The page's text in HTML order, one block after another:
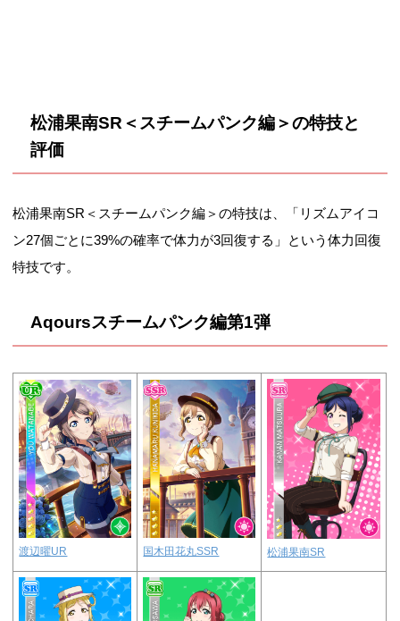
松浦果南SR＜スチームパンク編＞の特技と
評価
松浦果南SR＜スチームパンク編＞の特技は、「リズムアイコ
ン27個ごとに39%の確率で体力が3回復する」という体力回復
特技です。
Aqoursスチームパンク編第1弾
渡辺曜UR 国木田花丸SSR 松浦果南SR